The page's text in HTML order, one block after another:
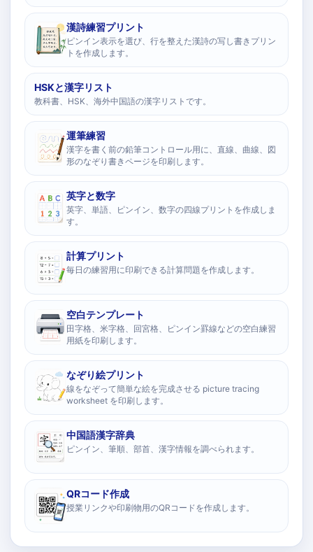
漢詩練習プリント
ピンイン表示を選び、行を整えた漢詩の写し書きプリン
トを作成します。
HSKと漢字リスト
教科書、HSK、海外中国語の漢字リストです。
運筆練習
漢字を書く前の鉛筆コントロール用に、直線、曲線、図
形のなぞり書きページを印刷します。
英字と数字
英字、単語、ピンイン、数字の四線プリントを作成しま
す。
計算プリント
毎日の練習用に印刷できる計算問題を作成します。
空白テンプレート
田字格、米字格、回宮格、ピンイン罫線などの空白練習
用紙を印刷します。
なぞり絵プリント
線をなぞって簡単な絵を完成させる picture tracing
worksheet を印刷します。
中国語漢字辞典
ピンイン、筆順、部首、漢字情報を調べられます。
QRコード作成
授業リンクや印刷物用のQRコードを作成します。